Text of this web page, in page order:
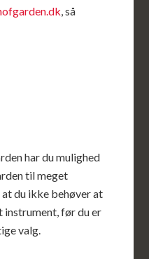
, så
har du mulighed
til meget
du ikke behøver at
instrument, før du er
valg.